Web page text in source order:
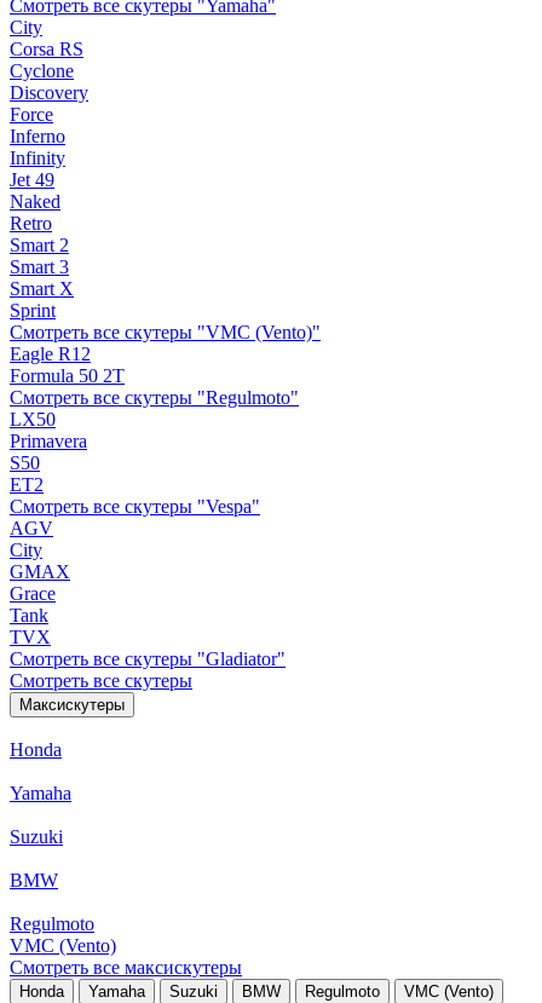
Смотреть все скутеры "Yamaha"
City
Corsa RS
Cyclone
Discovery
Force
Inferno
Infinity
Jet 49
Naked
Retro
Smart 2
Smart 3
Smart X
Sprint
Смотреть все скутеры "VMC (Vento)"
Eagle R12
Formula 50 2Т
Смотреть все скутеры "Regulmoto"
LX50
Primavera
S50
ET2
Смотреть все скутеры "Vespa"
AGV
City
GMAX
Grace
Tank
TVX
Смотреть все скутеры "Gladiator"
Смотреть все скутеры
Максискутеры
Honda
Yamaha
Suzuki
BMW
Regulmoto
VMC (Vento)
Смотреть все максискутеры
Honda Yamaha Suzuki BMW Regulmoto VMC (Vento)